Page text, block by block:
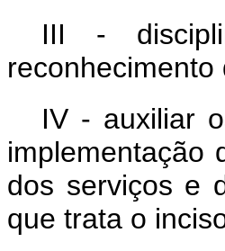
III -
IV - auxiliar
implementação
dos serviços e
que trata o